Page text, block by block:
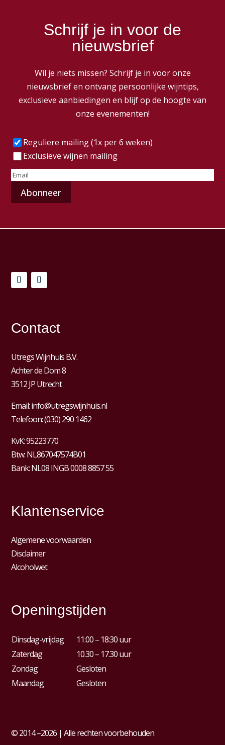
Schrijf je in voor de
nieuwsbrief
Wil je niets missen? Schrijf je in voor onze
nieuwsbrief en ontvang persoonlijke wijntips,
exclusieve aanbiedingen en blijf op de hoogte van
onze evenementen!
Frequentie(Vereist)
Reguliere mailing (1x per 6 weken)
Exclusieve wijnen mailing
E-
mailadres
Contact
Utregs Wijnhuis B.V.
Achter de Dom 8
3512 JP Utrecht
Email:info@utregswijnhuis.nl
Telefoon:(030) 290 1462
KvK:95223770
Btw:NL867047574B01
Bank: NL08 INGB 0008 8857 55
Klantenservice
Algemene voorwaarden
Disclaimer
Alcoholwet
Openingstijden
Dinsdag-vrijdag
11:00 – 18:30 uur
Zaterdag
10.30 – 17.30 uur
Zondag
Gesloten
Maandag
Gesloten
© 2014 –2026 | Alle rechten voorbehouden